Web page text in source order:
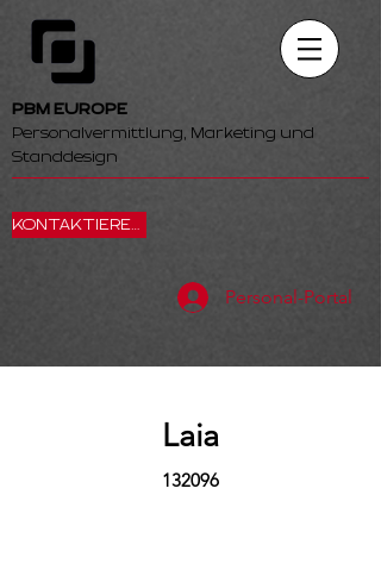
PBM EUROPE
Personalvermittlung, Marketing und
Standdesign
KONTAKTIEREN SIE UNS
Personal-Portal
Laia
132096